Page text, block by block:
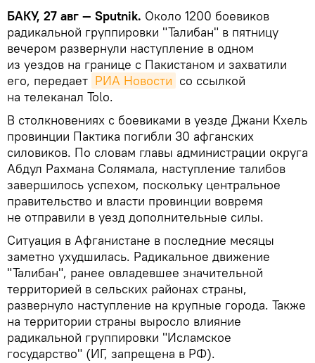
БАКУ, 27 авг — Sputnik. Около 1200 боевиков
радикальной группировки "Талибан" в пятницу
вечером развернули наступление в одном
из уездов на границе с Пакистаном и захватили
его, передает РИА Новости со ссылкой
на телеканал Tolo.
В столкновениях с боевиками в уезде Джани Кхель
провинции Пактика погибли 30 афганских
силовиков. По словам главы администрации округа
Абдул Рахмана Солямала, наступление талибов
завершилось успехом, поскольку центральное
правительство и власти провинции вовремя
не отправили в уезд дополнительные силы.
Ситуация в Афганистане в последние месяцы
заметно ухудшилась. Радикальное движение
"Талибан", ранее овладевшее значительной
территорией в сельских районах страны,
развернуло наступление на крупные города. Также
на территории страны выросло влияние
радикальной группировки "Исламское
государство" (ИГ, запрещена в РФ).